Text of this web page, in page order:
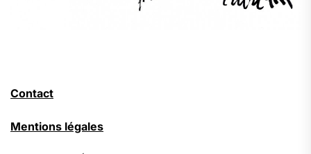
Contact
Mentions légales